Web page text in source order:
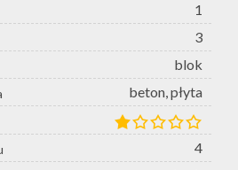
1
3
blok
beton, płyta
4